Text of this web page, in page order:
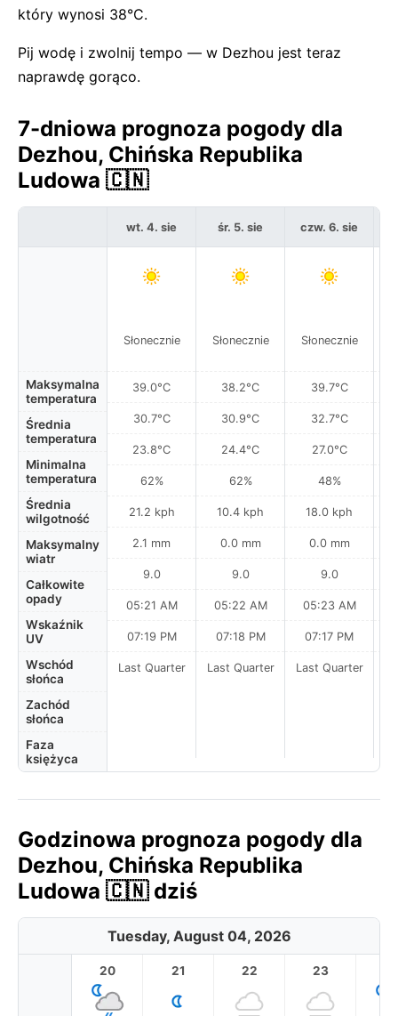
który wynosi 38°C.
Pij wodę i zwolnij tempo — w Dezhou jest teraz
naprawdę gorąco.
7-dniowa prognoza pogody dla
Dezhou, Chińska Republika
Ludowa 🇨🇳
Maksymalna
temperatura
Średnia
temperatura
Minimalna
temperatura
Średnia
wilgotność
Maksymalny
wiatr
Całkowite
opady
Wskaźnik
UV
Wschód
słońca
Zachód
słońca
Faza
księżyca
wt. 4. sie
Słonecznie
39.0°C
30.7°C
23.8°C
62%
21.2 kph
2.1 mm
9.0
05:21 AM
07:19 PM
Last Quarter
śr. 5. sie
Słonecznie
38.2°C
30.9°C
24.4°C
62%
10.4 kph
0.0 mm
9.0
05:22 AM
07:18 PM
Last Quarter
czw. 6. sie
Słonecznie
39.7°C
32.7°C
27.0°C
48%
18.0 kph
0.0 mm
9.0
05:23 AM
07:17 PM
Last Quarter
Godzinowa prognoza pogody dla
Dezhou, Chińska Republika
Ludowa 🇨🇳 dziś
Tuesday, August 04, 2026
20 21 22 23